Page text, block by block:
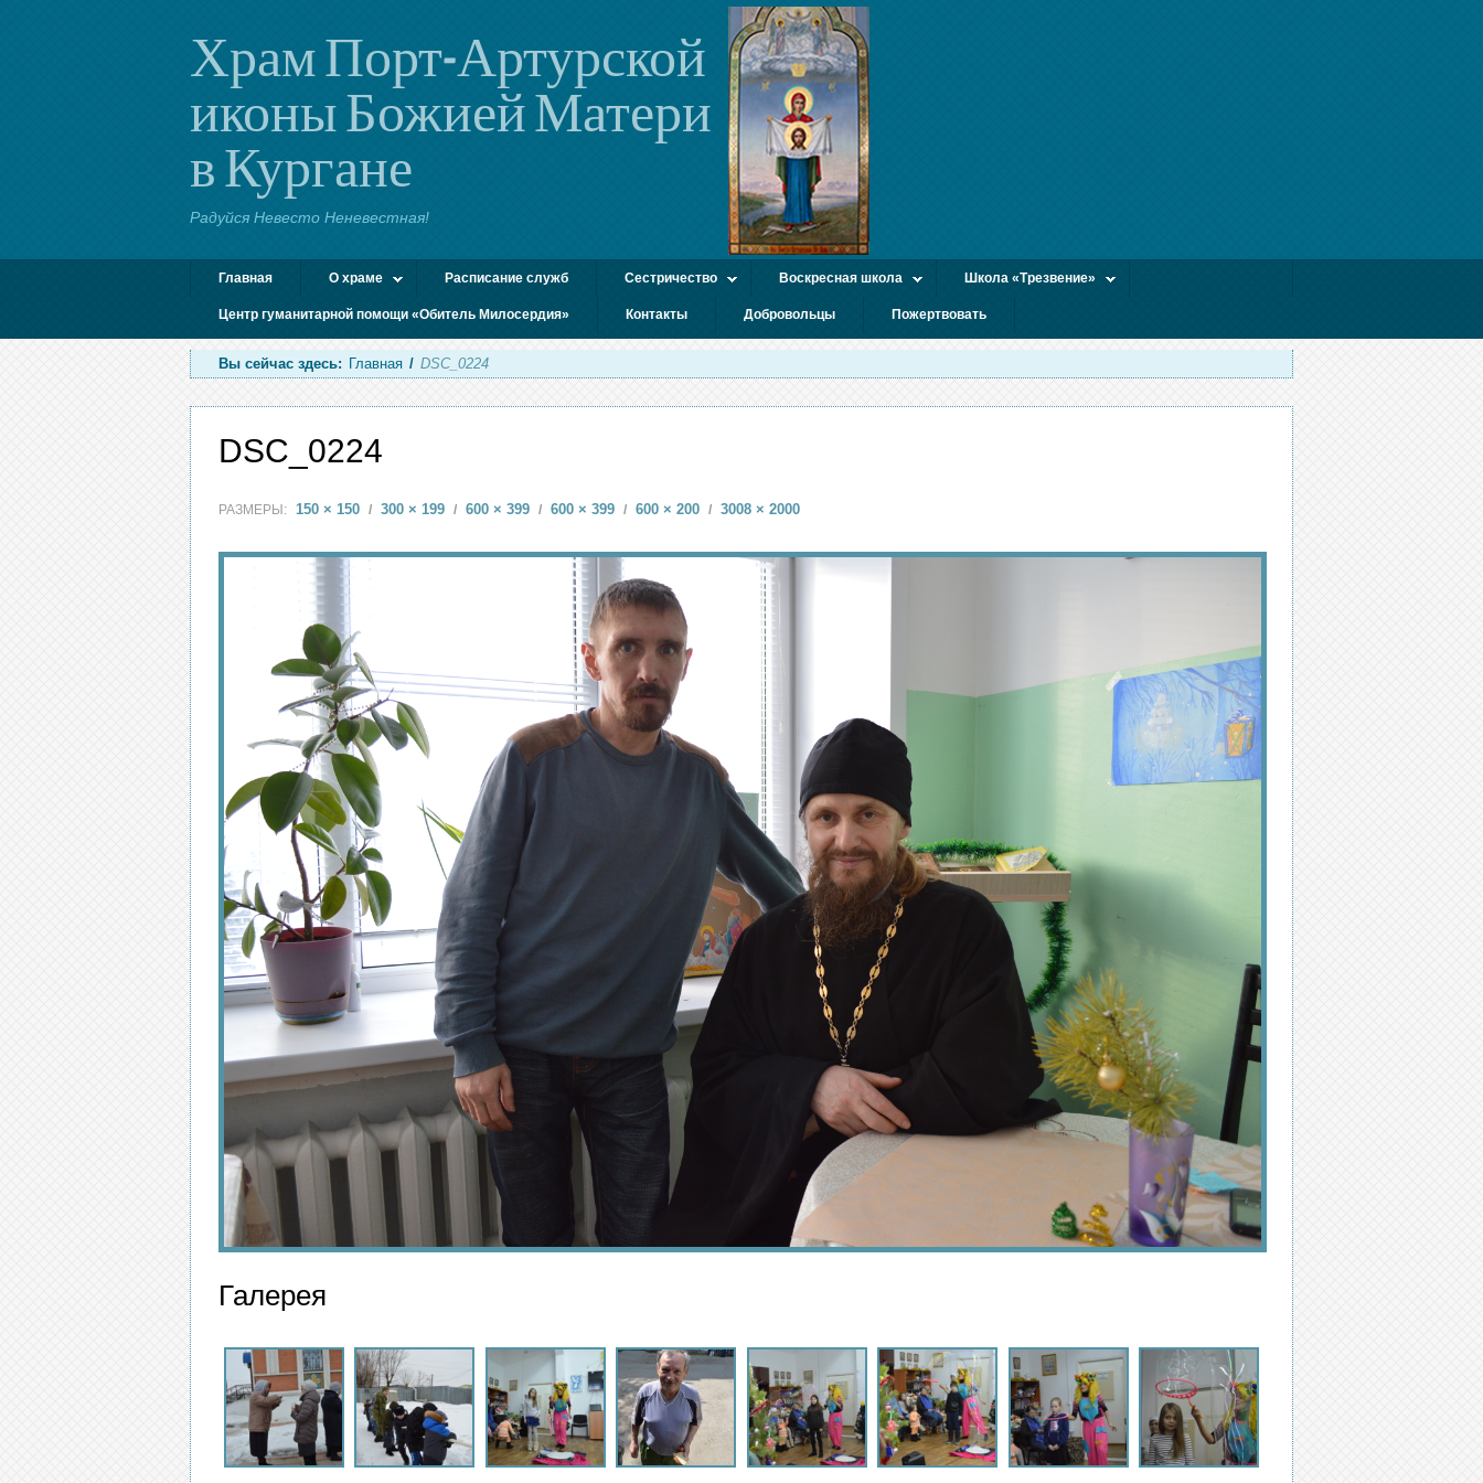
Храм Порт-Артурской
иконы Божией Матери
в Кургане
Радуйся Невесто Неневестная!
Главная О храме Расписание служб Сестричество Воскресная школа Школа «Трезвение»
Центр гуманитарной помощи «Обитель Милосердия» Контакты Добровольцы Пожертвовать
Вы сейчас здесь: Главная / DSC_0224
DSC_0224
РАЗМЕРЫ: 150 × 150 / 300 × 199 / 600 × 399 / 600 × 399 / 600 × 200 / 3008 × 2000
Галерея